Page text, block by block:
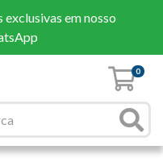
em nosso
0